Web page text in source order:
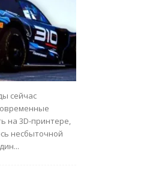
сейчас
на 3D-принтере,
несбыточной